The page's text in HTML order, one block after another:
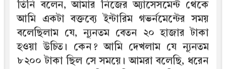
তিনি বলেন, আমার নিজের অ্যাসেসমেন্ট থেকে
আমি একটা বক্তব্যে ইন্টারিম গভর্নমেন্টের সময়
বলেছিলাম যে, ন্যূনতম বেতন ২০ হাজার টাকা
হওয়া উচিত। কেন? আমি দেখলাম যে ন্যূনতম
৮২০০ টাকা ছিল সে সময়ে। আমরা বলেছি, ধরেন